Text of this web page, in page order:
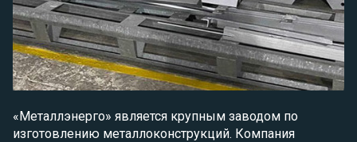
«Металлэнерго» является крупным заводом по
изготовлению металлоконструкций. Компания